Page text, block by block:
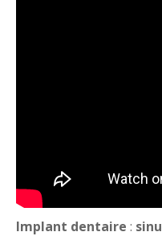
Implant dentaire :